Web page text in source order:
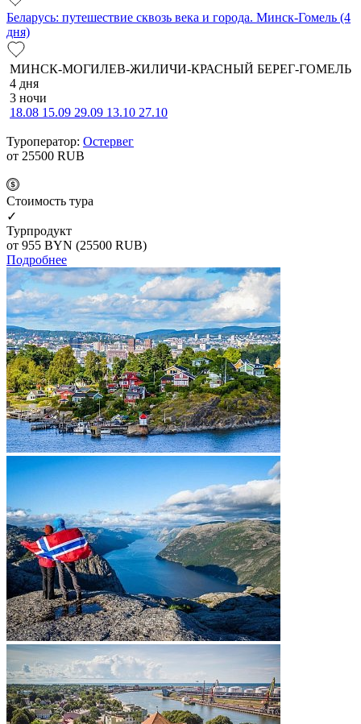
Беларусь: путешествие сквозь века и города. Минск-Гомель (4
дня)
МИНСК-МОГИЛЕВ-ЖИЛИЧИ-КРАСНЫЙ БЕРЕГ-ГОМЕЛЬ
4 дня
3 ночи
18.08 15.09 29.09 13.10 27.10
Туроператор: Остервег
от 25500 RUB
Cтоимость тура
✓
Турпродукт
от 955 BYN (25500 RUB)
Подробнее